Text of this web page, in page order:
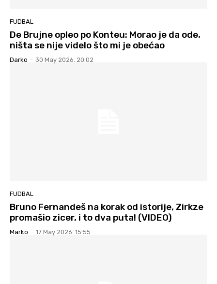
FUDBAL
De Brujne opleo po Konteu: Morao je da ode,
ništa se nije videlo što mi je obećao
Darko - 30 May 2026. 20:02
FUDBAL
Bruno Fernandeš na korak od istorije, Zirkze
promašio zicer, i to dva puta! (VIDEO)
Marko - 17 May 2026. 15:55